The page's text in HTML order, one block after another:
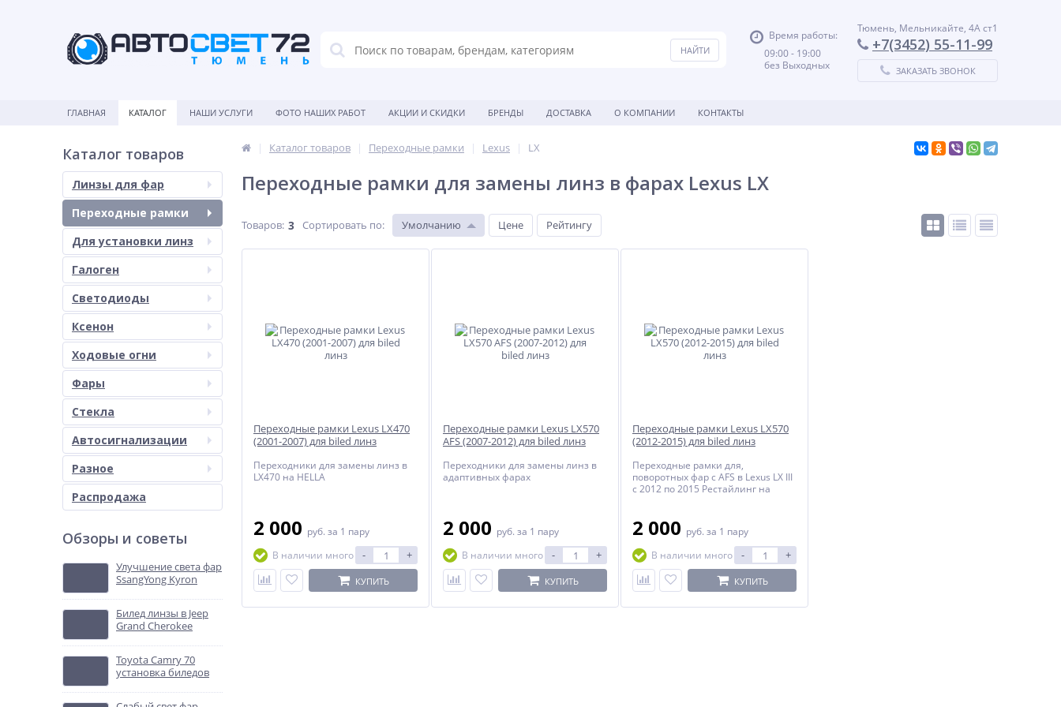
Время работы:
09:00 - 19:00
без Выходных
Тюмень, Мельникайте, 4А ст1
+7(3452) 55-11-99
ЗАКАЗАТЬ ЗВОНОК
ГЛАВНАЯ КАТАЛОГ НАШИ УСЛУГИ ФОТО НАШИХ РАБОТ АКЦИИ И СКИДКИ БРЕНДЫ ДОСТАВКА О КОМПАНИИ КОНТАКТЫ
Каталог товаров
Линзы для фар
Переходные рамки
Для установки линз
Галоген
Светодиоды
Ксенон
Ходовые огни
Фары
Стекла
Автосигнализации
Разное
Распродажа
Обзоры и советы
Улучшение света фар
SsangYong Kyron
Билед линзы в Jeep
Grand Cherokee
Toyota Camry 70
установка биледов
Каталог товаров Переходные рамки Lexus LX
Переходные рамки для замены линз в фарах Lexus LX
Товаров: 3 Сортировать по: Умолчанию Цене Рейтингу
Переходные рамки Lexus LX470
(2001-2007) для biled линз
Переходники для замены линз в
LX470 на HELLA
2 000 руб. за 1 пару
В наличии много
- +
КУПИТЬ
Переходные рамки Lexus LX570
AFS (2007-2012) для biled линз
Переходники для замены линз в
адаптивных фарах
2 000 руб. за 1 пару
В наличии много
- +
КУПИТЬ
Переходные рамки Lexus LX570
(2012-2015) для biled линз
Переходные рамки для,
поворотных фар с AFS в Lexus LX III
c 2012 по 2015 Рестайлинг на
2 000 руб. за 1 пару
В наличии много
- +
КУПИТЬ